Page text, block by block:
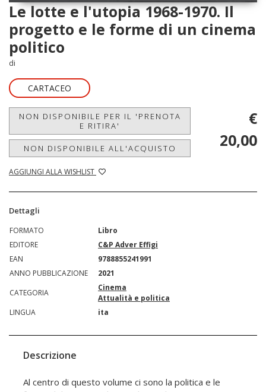
Le lotte e l'utopia 1968-1970. Il
progetto e le forme di un cinema
politico
di
CARTACEO
NON DISPONIBILE PER IL 'PRENOTA
E RITIRA'
NON DISPONIBILE ALL'ACQUISTO
AGGIUNGI ALLA WISHLIST
€
20,00
Dettagli
FORMATO
Libro
EDITORE
C&P Adver Effigi
EAN
9788855241991
ANNO PUBBLICAZIONE
2021
CATEGORIA
Cinema
Attualità e politica
LINGUA
ita
Descrizione
Al centro di questo volume ci sono la politica e le